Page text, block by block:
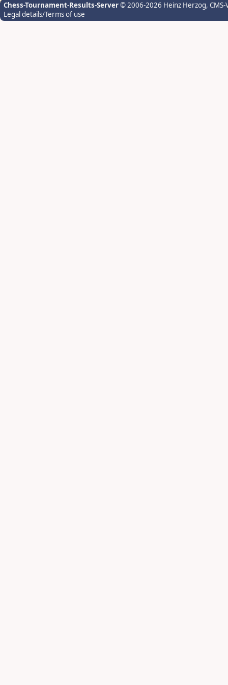
Chess-Tournament-Results-Server© 2006-2026 Heinz Herzog,
Legal details/Terms of use